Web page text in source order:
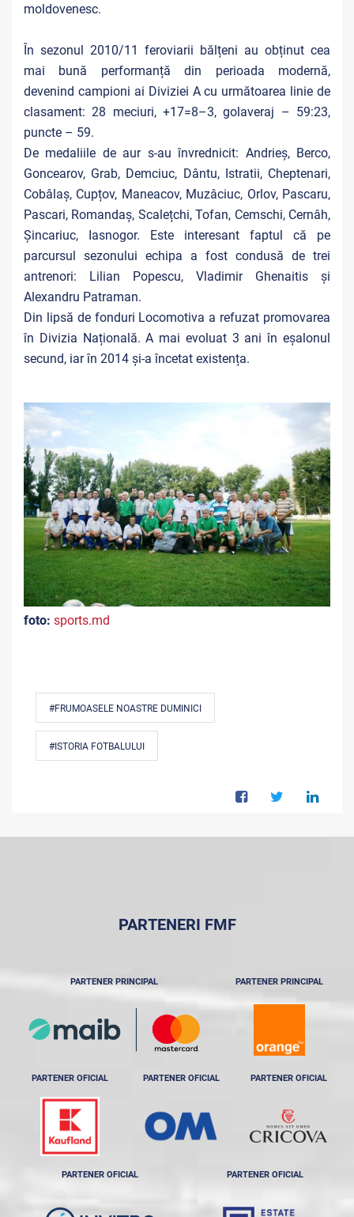
moldovenesc.
În sezonul 2010/11 feroviarii bălțeni au obținut cea
mai bună performanță din perioada modernă,
devenind campioni ai Diviziei A cu următoarea linie de
clasament: 28 meciuri, +17=8–3, golaveraj – 59:23,
puncte – 59.
De medaliile de aur s-au învrednicit: Andrieș, Berco,
Goncearov, Grab, Demciuc, Dântu, Istratii, Cheptenari,
Cobâlaș, Cupțov, Maneacov, Muzâciuc, Orlov, Pascaru,
Pascari, Romandaș, Scalețchi, Tofan, Cemschi, Cernâh,
Șincariuc, Iasnogor. Este interesant faptul că pe
parcursul sezonului echipa a fost condusă de trei
antrenori: Lilian Popescu, Vladimir Ghenaitis și
Alexandru Patraman.
Din lipsă de fonduri Locomotiva a refuzat promovarea
în Divizia Națională. A mai evoluat 3 ani în eșalonul
secund, iar în 2014 și-a încetat existența.
foto: sports.md
#FRUMOASELE NOASTRE DUMINICI
#ISTORIA FOTBALULUI
PARTENERI FMF
PARTENER PRINCIPAL PARTENER PRINCIPAL
PARTENER OFICIAL PARTENER OFICIAL PARTENER OFICIAL
PARTENER OFICIAL PARTENER OFICIAL